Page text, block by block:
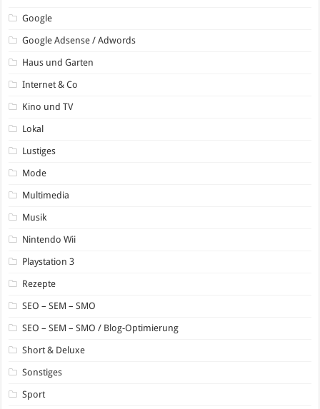
Google
Google Adsense / Adwords
Haus und Garten
Internet & Co
Kino und TV
Lokal
Lustiges
Mode
Multimedia
Musik
Nintendo Wii
Playstation 3
Rezepte
SEO – SEM – SMO
SEO – SEM – SMO / Blog-Optimierung
Short & Deluxe
Sonstiges
Sport